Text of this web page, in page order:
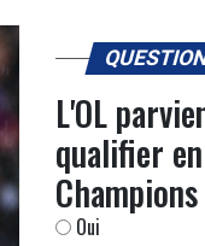
L'OL
qualifier
Oui